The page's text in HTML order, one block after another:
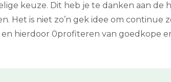
keuze. Dit heb je te danken aan de
is niet zo’n gek idee om continue
hierdoor 0profiteren van goedkope